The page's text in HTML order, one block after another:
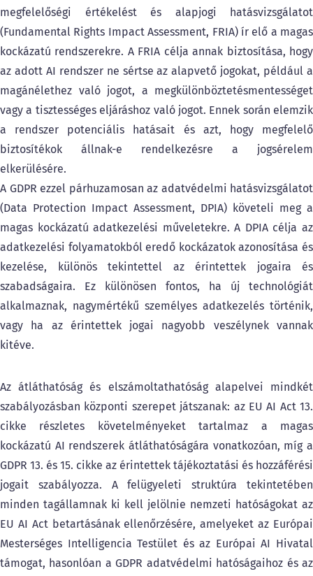
megfelelőségi értékelést és alapjogi hatásvizsgálatot
(Fundamental Rights Impact Assessment, FRIA) ír elő a magas
kockázatú rendszerekre. A FRIA célja annak biztosítása, hogy
az adott AI rendszer ne sértse az alapvető jogokat, például a
magánélethez való jogot, a megkülönböztetésmentességet
vagy a tisztességes eljáráshoz való jogot. Ennek során elemzik
a rendszer potenciális hatásait és azt, hogy megfelelő
biztosítékok állnak-e rendelkezésre a jogsérelem
elkerülésére.
A GDPR ezzel párhuzamosan az adatvédelmi hatásvizsgálatot
(Data Protection Impact Assessment, DPIA) követeli meg a
magas kockázatú adatkezelési műveletekre. A DPIA célja az
adatkezelési folyamatokból eredő kockázatok azonosítása és
kezelése, különös tekintettel az érintettek jogaira és
szabadságaira. Ez különösen fontos, ha új technológiát
alkalmaznak, nagymértékű személyes adatkezelés történik,
vagy ha az érintettek jogai nagyobb veszélynek vannak
kitéve.
Az átláthatóság és elszámoltathatóság alapelvei mindkét
szabályozásban központi szerepet játszanak: az EU AI Act 13.
cikke részletes követelményeket tartalmaz a magas
kockázatú AI rendszerek átláthatóságára vonatkozóan, míg a
GDPR 13. és 15. cikke az érintettek tájékoztatási és hozzáférési
jogait szabályozza. A felügyeleti struktúra tekintetében
minden tagállamnak ki kell jelölnie nemzeti hatóságokat az
EU AI Act betartásának ellenőrzésére, amelyeket az Európai
Mesterséges Intelligencia Testület és az Európai AI Hivatal
támogat, hasonlóan a GDPR adatvédelmi hatóságaihoz és az